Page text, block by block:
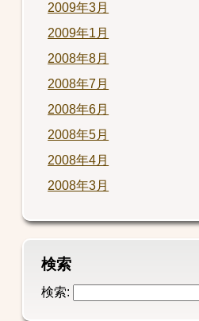
2009年3月
2009年1月
2008年8月
2008年7月
2008年6月
2008年5月
2008年4月
2008年3月
検索
検索: